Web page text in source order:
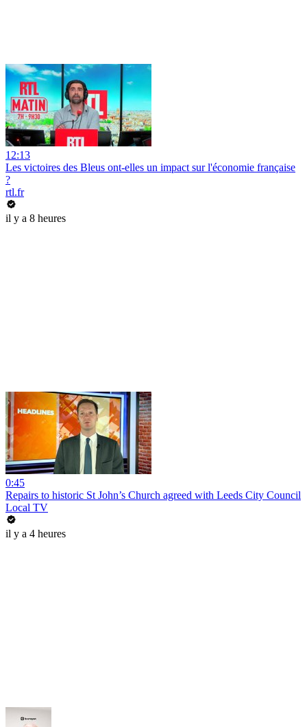
12:13
Les victoires des Bleus ont-elles un impact sur l'économie française
?
rtl.fr
il y a 8 heures
0:45
Repairs to historic St John’s Church agreed with Leeds City Council
Local TV
il y a 4 heures